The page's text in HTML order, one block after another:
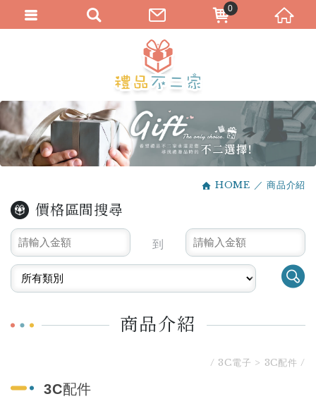
HOME 商品介紹
價格區間搜尋
到
商品介紹
3C電子 3C配件
3C配件
0